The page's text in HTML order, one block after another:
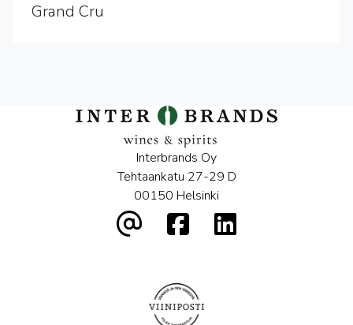
Grand Cru
Interbrands Oy
Tehtaankatu 27-29 D
00150 Helsinki